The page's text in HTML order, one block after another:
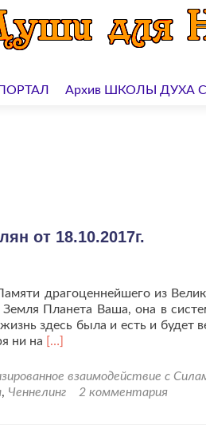
Архив ШКОЛЫ ДУХА
от 18.10.2017г.
драгоценнейшего из
Планета Ваша, она в
здесь была и есть и будет
ни на Читать
проЧеннелинг
Сил
[…]
взаимодействие с
, Ченнелинг 2 комментария